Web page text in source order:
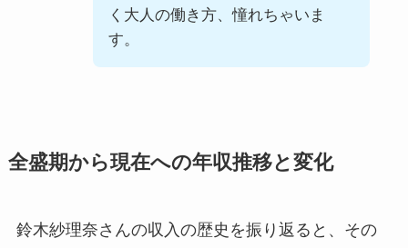
く大人の働き方、憧れちゃいま
す。
全盛期から現在への年収推移と変化
鈴木紗理奈さんの収入の歴史を振り返ると、その